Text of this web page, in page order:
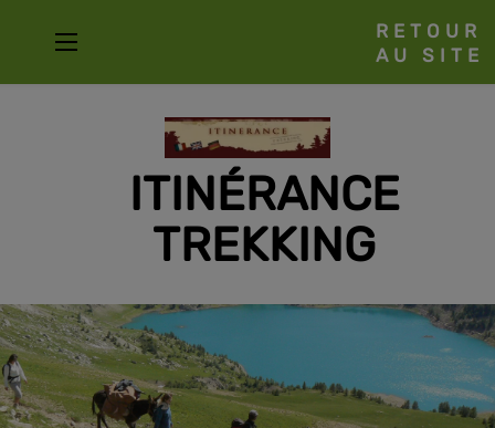
RETOUR
AU SITE
ITINÉRANCE
TREKKING